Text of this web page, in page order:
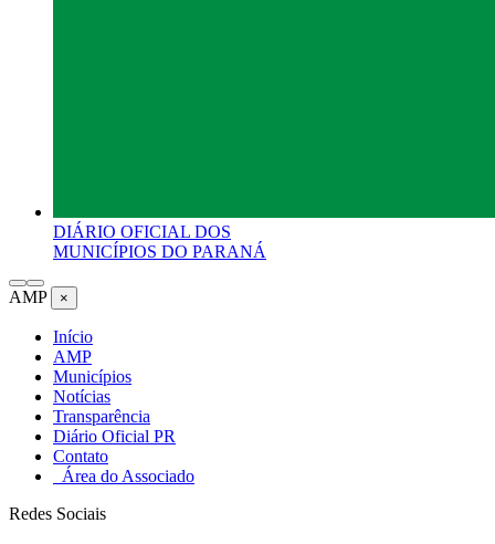
DIÁRIO OFICIAL DOS
MUNICÍPIOS DO PARANÁ
AMP ×
Início
AMP
Municípios
Notícias
Transparência
Diário Oficial PR
Contato
Área do Associado
Redes Sociais